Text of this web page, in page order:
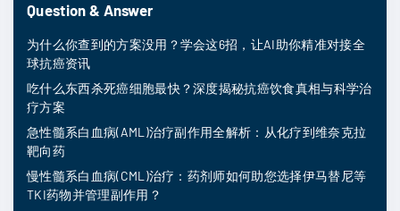
Question & Answer
为什么你查到的方案没用？学会这6招，让AI助你精准对接全
球抗癌资讯
吃什么东西杀死癌细胞最快？深度揭秘抗癌饮食真相与科学治
疗方案
急性髓系白血病(AML)治疗副作用全解析：从化疗到维奈克拉
靶向药
慢性髓系白血病(CML)治疗：药剂师如何助您选择伊马替尼等
TKI药物并管理副作用？